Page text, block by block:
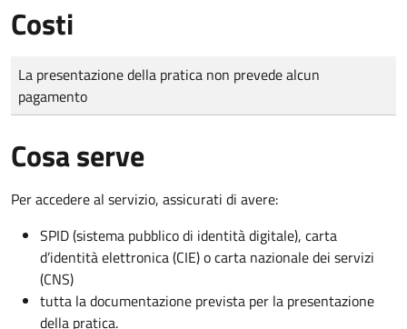
Costi
Tipo di pagamento
Importo
La presentazione della pratica non prevede alcun
pagamento
Cosa serve
Per accedere al servizio, assicurati di avere:
SPID (sistema pubblico di identità digitale), carta
d’identità elettronica (CIE) o carta nazionale dei servizi
(CNS)
tutta la documentazione prevista per la presentazione
della pratica.